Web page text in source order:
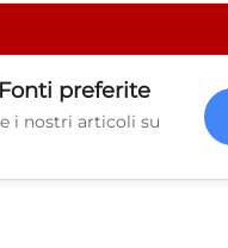
Fonti preferite
i nostri articoli su